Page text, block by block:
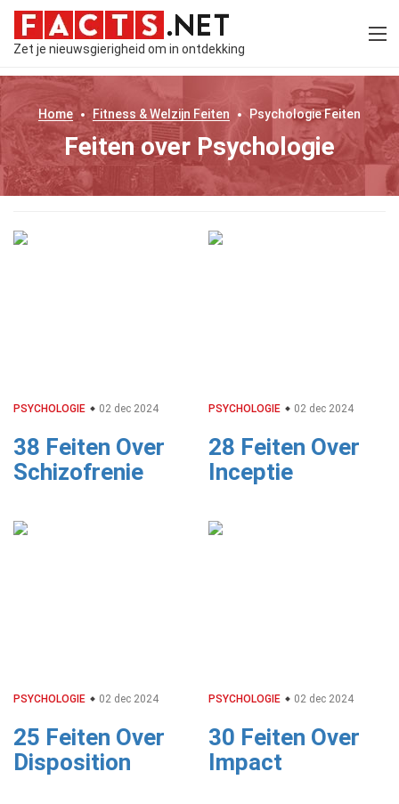
Zet je nieuwsgierigheid om in ontdekking
Home Fitness & Welzijn Feiten PsychologieFeiten
Feiten over Psychologie
PSYCHOLOGIE 02 dec 2024
38 Feiten Over
Schizofrenie
PSYCHOLOGIE 02 dec 2024
28 Feiten Over
Inceptie
PSYCHOLOGIE 02 dec 2024
25 Feiten Over
Disposition
PSYCHOLOGIE 02 dec 2024
30 Feiten Over
Impact